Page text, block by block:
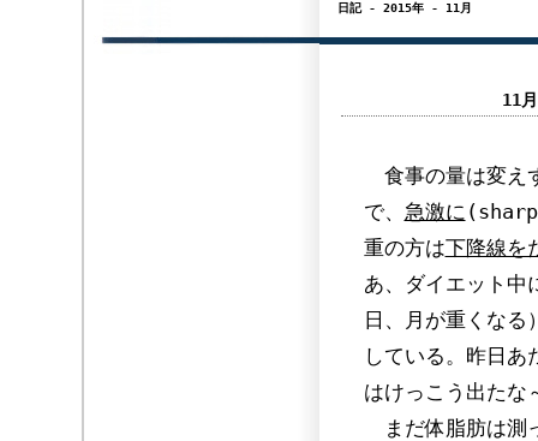
日記 - 2015年 - 11月
11
食事の量は変え
で、 急激に
重の方は下降線を
あ、ダイエット中
日、月が重くな
している。昨日
はけっこう出たな
まだ体脂肪は測